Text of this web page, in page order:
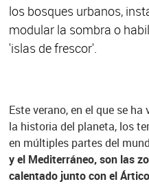
los bosques urbanos,
modular la sombra o
'islas de frescor'.
Este verano, en el que se
la historia del planeta, los
en múltiples partes del
y el Mediterráneo, son las
calentado junto con el